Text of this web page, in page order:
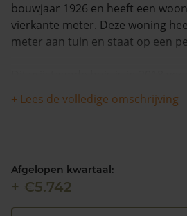
bouwjaar 1926 en heeft een
vierkante meter. Deze woning
meter aan tuin en staat op een
en is in de afgelopen 12
waarde gestegen. Er zijn vanaf
Emmen een WOZ waarde van
Kadasterdata is de kans laag dat
is en dat er bespaard zou
+ Lees de volledige omschrijving
Afgelopen kwartaal:
+ €5.742